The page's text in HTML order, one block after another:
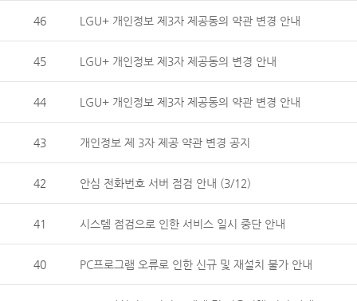
46 LGU+ 개인정보 제3자 제공동의 약관 변경 안내
45 LGU+ 개인정보 제3자 제공동의 변경 안내
44 LGU+ 개인정보 제3자 제공동의 약관 변경 안내
43 개인정보 제 3자 제공 약관 변경 공지
42 안심 전화번호 서버 점검 안내 (3/12)
41 시스템 점검으로 인한 서비스 일시 중단 안내
40 PC프로그램 오류로 인한 신규 및 재설치 불가 안내